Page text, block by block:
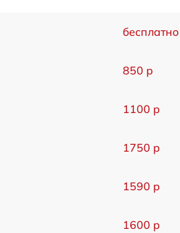
бесплатно
850 р
1100 р
1750 р
1590 р
1600 р